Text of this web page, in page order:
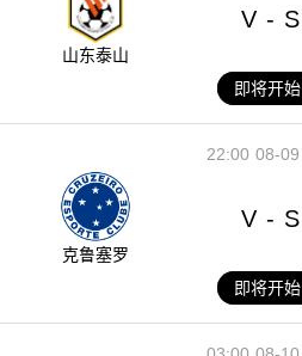
山东泰山
V - S
即将开始
08-09
22:00
克鲁塞罗
V - S
即将开始